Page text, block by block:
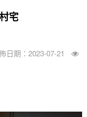
宅
日期：2023-07-21